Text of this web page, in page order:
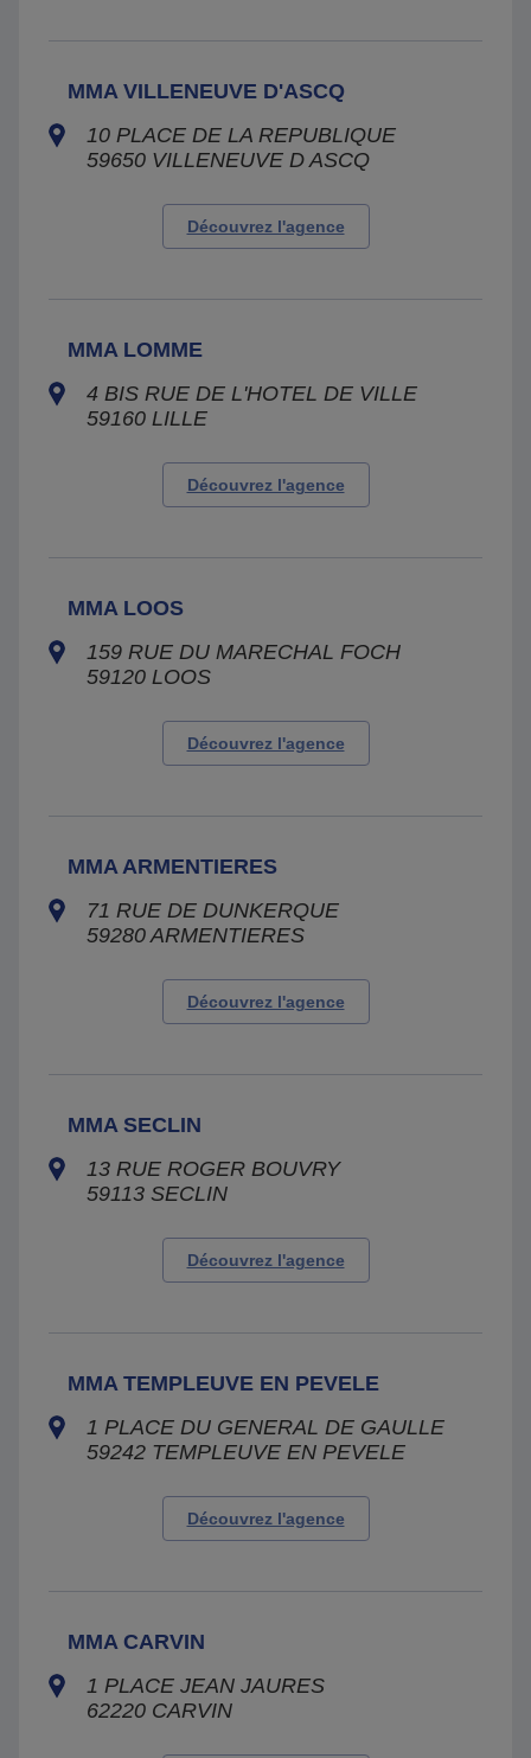
MMA VILLENEUVE D'ASCQ
10 PLACE DE LA REPUBLIQUE
59650 VILLENEUVE D ASCQ
Découvrez l'agence
MMA LOMME
4 BIS RUE DE L'HOTEL DE VILLE
59160 LILLE
Découvrez l'agence
MMA LOOS
159 RUE DU MARECHAL FOCH
59120 LOOS
Découvrez l'agence
MMA ARMENTIERES
71 RUE DE DUNKERQUE
59280 ARMENTIERES
Découvrez l'agence
MMA SECLIN
13 RUE ROGER BOUVRY
59113 SECLIN
Découvrez l'agence
MMA TEMPLEUVE EN PEVELE
1 PLACE DU GENERAL DE GAULLE
59242 TEMPLEUVE EN PEVELE
Découvrez l'agence
MMA CARVIN
1 PLACE JEAN JAURES
62220 CARVIN